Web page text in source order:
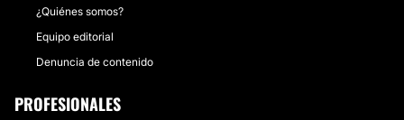
¿Quiénes somos?
Equipo editorial
Denuncia de contenido
PROFESIONALES